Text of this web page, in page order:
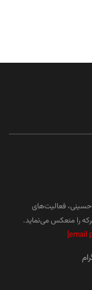
حسینی، فعالیت‌های
را منعکس می‌نماید.